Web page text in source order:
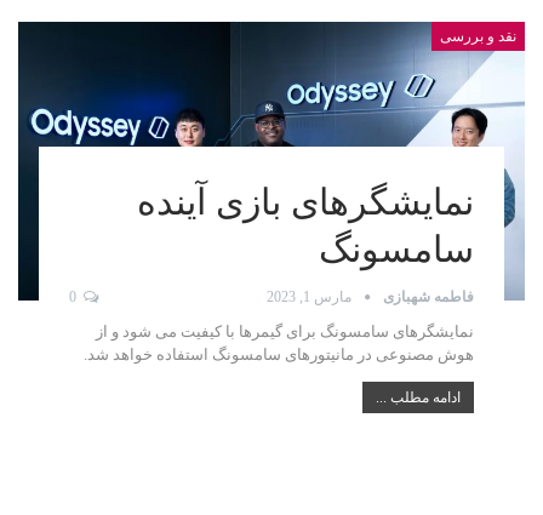
نقد و بررسی
نمایشگرهای بازی آینده
سامسونگ
فاطمه شهبازی مارس 1, 2023 0
نمایشگرهای سامسونگ برای گیمرها با کیفیت می شود و از
هوش مصنوعی در مانیتورهای سامسونگ استفاده خواهد شد.
ادامه مطلب ...